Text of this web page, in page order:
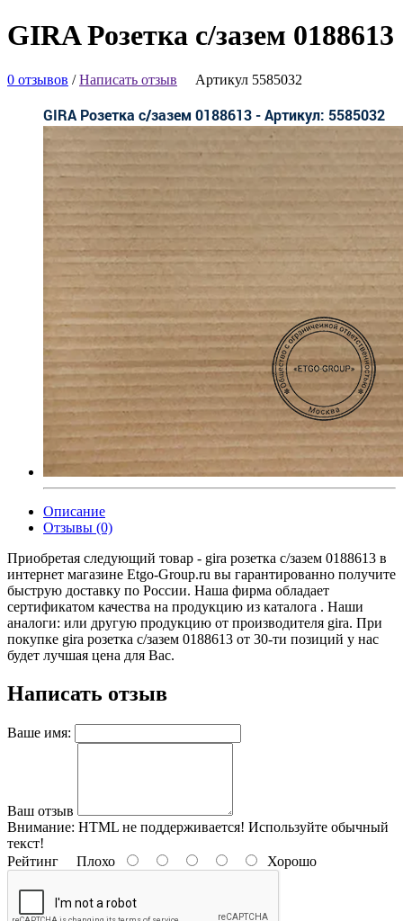
GIRA Розетка с/зазем 0188613
0 отзывов /Написать отзыв Артикул 5585032
Описание
Отзывы (0)
Приобретая следующий товар - gira розетка с/зазем 0188613 в
интернет магазине Etgo-Group.ru вы гарантированно получите
быструю доставку по России. Наша фирма обладает
сертификатом качества на продукцию из каталога . Наши
аналоги: или другую продукцию от производителя gira. При
покупке gira розетка с/зазем 0188613 от 30-ти позиций у нас
будет лучшая цена для Вас.
Написать отзыв
Ваше имя:
Ваш отзыв
Внимание: HTML не поддерживается! Используйте обычный
текст!
Рейтинг Плохо Хорошо